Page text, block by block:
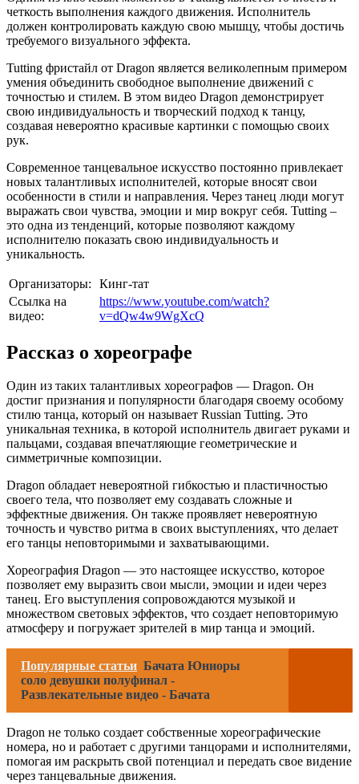
четкость выполнения каждого движения. Исполнитель
должен контролировать каждую свою мышцу, чтобы достичь
требуемого визуального эффекта.
Tutting фристайл от Dragon является великолепным примером
умения объединить свободное выполнение движений с
точностью и стилем. В этом видео Dragon демонстрирует
свою индивидуальность и творческий подход к танцу,
создавая невероятно красивые картинки с помощью своих
рук.
Современное танцевальное искусство постоянно привлекает
новых талантливых исполнителей, которые вносят свои
особенности в стили и направления. Через танец люди могут
выражать свои чувства, эмоции и мир вокруг себя. Tutting –
это одна из тенденций, которые позволяют каждому
исполнителю показать свою индивидуальность и
уникальность.
Организаторы:
Кинг-тат
Ссылка на
видео:
https://www.youtube.com/watch?
v=dQw4w9WgXcQ
Рассказ о хореографе
Один из таких талантливых хореографов — Dragon. Он
достиг признания и популярности благодаря своему особому
стилю танца, который он называет Russian Tutting. Это
уникальная техника, в которой исполнитель двигает руками и
пальцами, создавая впечатляющие геометрические и
симметричные композиции.
Dragon обладает невероятной гибкостью и пластичностью
своего тела, что позволяет ему создавать сложные и
эффектные движения. Он также проявляет невероятную
точность и чувство ритма в своих выступлениях, что делает
его танцы неповторимыми и захватывающими.
Хореография Dragon — это настоящее искусство, которое
позволяет ему выразить свои мысли, эмоции и идеи через
танец. Его выступления сопровождаются музыкой и
множеством световых эффектов, что создает неповторимую
атмосферу и погружает зрителей в мир танца и эмоций.
Популярные статьи Бачата Юниоры
соло девушки полуфинал -
Развлекательные видео - Бачата
Dragon не только создает собственные хореографические
номера, но и работает с другими танцорами и исполнителями,
помогая им раскрыть свой потенциал и передать свое видение
через танцевальные движения.